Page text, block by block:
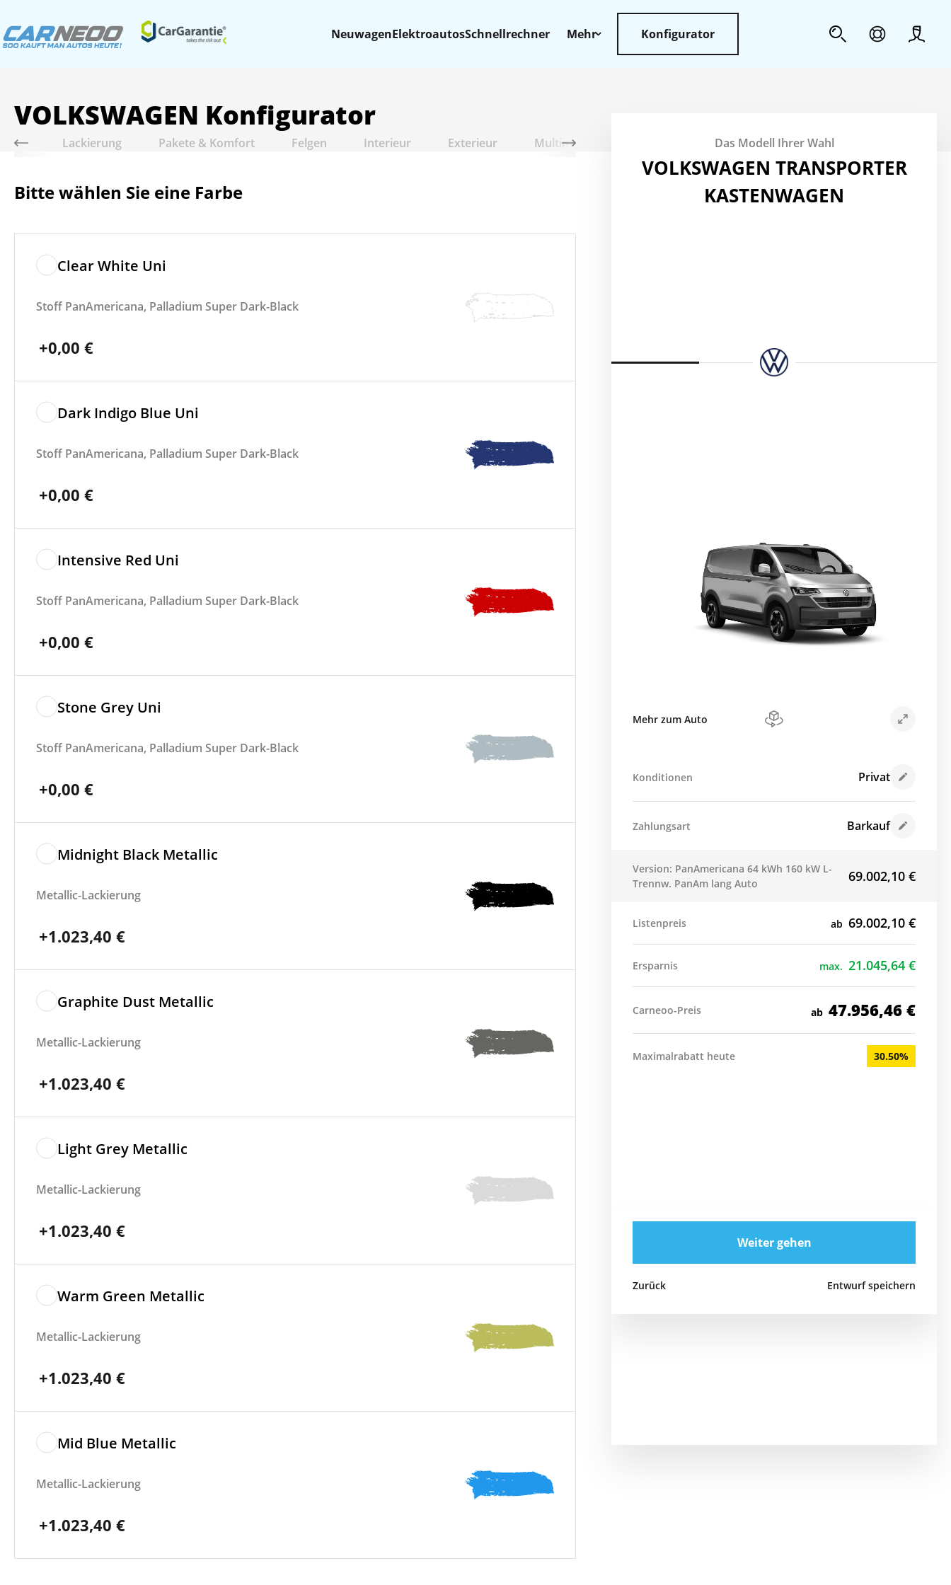
NeuwagenElektroautosSchnellrechner Mehr
Konfigurator
VOLKSWAGEN Konfigurator
Lackierung Pakete & Komfort Felgen Interieur Exterieur Multimedia Weiteres
Bitte wählen Sie eine Farbe
Clear White Uni
Stoff PanAmericana, Palladium Super Dark-Black
+0,00 €
Dark Indigo Blue Uni
Stoff PanAmericana, Palladium Super Dark-Black
+0,00 €
Intensive Red Uni
Stoff PanAmericana, Palladium Super Dark-Black
+0,00 €
Stone Grey Uni
Stoff PanAmericana, Palladium Super Dark-Black
+0,00 €
Midnight Black Metallic
Metallic-Lackierung
+1.023,40 €
Graphite Dust Metallic
Metallic-Lackierung
+1.023,40 €
Light Grey Metallic
Metallic-Lackierung
+1.023,40 €
Warm Green Metallic
Metallic-Lackierung
+1.023,40 €
Mid Blue Metallic
Metallic-Lackierung
+1.023,40 €
Das Modell Ihrer Wahl
VOLKSWAGEN TRANSPORTER
KASTENWAGEN
Mehr zum Auto
Konditionen Privat
Zahlungsart Barkauf
Version: PanAmericana 64 kWh 160 kW L-
Trennw. PanAm lang Auto
69.002,10 €
Listenpreis ab 69.002,10 €
Ersparnis max. 21.045,64 €
Carneoo-Preis ab 47.956,46 €
Maximalrabatt heute 30.50%
Weiter gehen
Zurück Entwurf speichern